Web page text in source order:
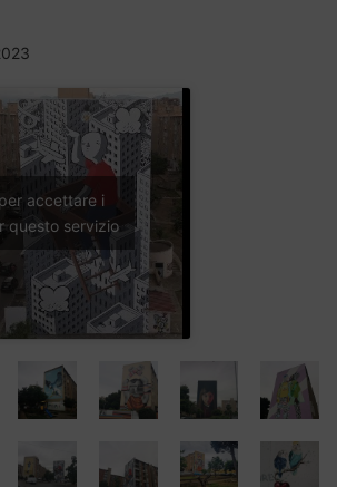
accettare i
questo servizio